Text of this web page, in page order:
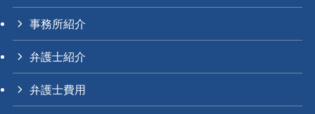
事務所紹介
弁護士紹介
弁護士費用